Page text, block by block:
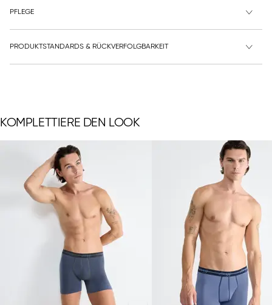
PFLEGE
PRODUKTSTANDARDS & RÜCKVERFOLGBARKEIT
KOMPLETTIERE DEN LOOK